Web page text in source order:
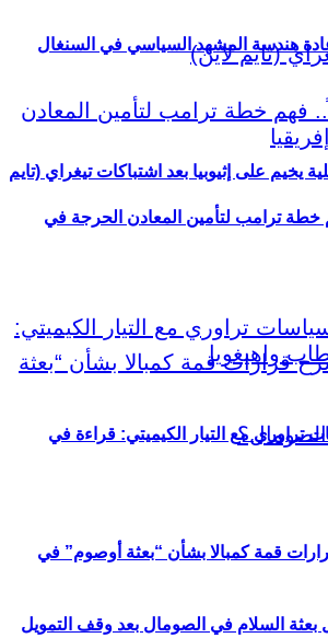
يخيم على إثيوبيا بعد اشتباكات تيغراي (تايم
قمة كمبالا بشأن “بعثة أوصوم” في
هندسة المشهد السياسي في السنغال
خطة ترامب لتأمين المعادن الحرجة في
تراوري مع التيار الكيميتي: قراءة في
السلام في الصومال بعد وقف التمويل